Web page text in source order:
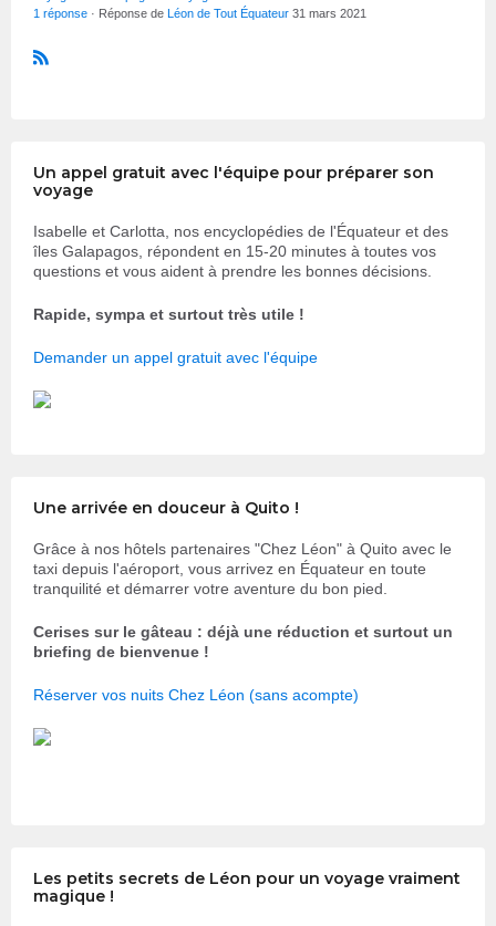
1 réponse · Réponse de Léon de Tout Équateur 31 mars 2021
Un appel gratuit avec l'équipe pour préparer son
voyage
Isabelle et Carlotta, nos encyclopédies de l'Équateur et des
îles Galapagos, répondent en 15-20 minutes à toutes vos
questions et vous aident à prendre les bonnes décisions.
Rapide, sympa et surtout très utile !
Demander un appel gratuit avec l'équipe
Une arrivée en douceur à Quito !
Grâce à nos hôtels partenaires "Chez Léon" à Quito avec le
taxi depuis l'aéroport, vous arrivez en Équateur en toute
tranquilité et démarrer votre aventure du bon pied.
Cerises sur le gâteau : déjà une réduction et surtout un
briefing de bienvenue !
Réserver vos nuits Chez Léon (sans acompte)
Les petits secrets de Léon pour un voyage vraiment
magique !